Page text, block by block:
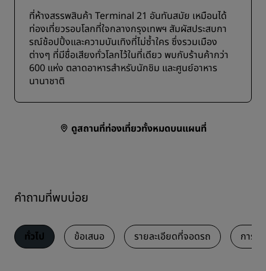
ที่ห้างสรรพสินค้า Terminal 21 อันทันสมัย ​​เหมือนได้
ท่องเที่ยวรอบโลกที่ใจกลางกรุงเทพฯ สัมผัสประสบกา
รณ์ช้อปปิ้งและความบันเทิงที่ไม่ซ้ำใคร ซึ่งรวมเมือง
ต่างๆ ที่มีชื่อเสียงทั่วโลกไว้ในที่เดียว พบกับร้านค้ากว่า
600 แห่ง ตลาดอาหารสำหรับนักชิม และศูนย์อาหาร
นานาชาติ
ดูสถานที่ท่องเที่ยวทั้งหมดบนแผนที่
คำถามที่พบบ่อย
ทั่วไป ข้อเสนอ รายละเอียดที่จอดรถ การรั